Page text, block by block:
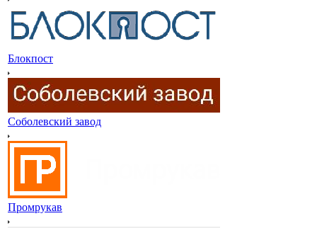
Блокпост
Соболевский завод
Промрукав